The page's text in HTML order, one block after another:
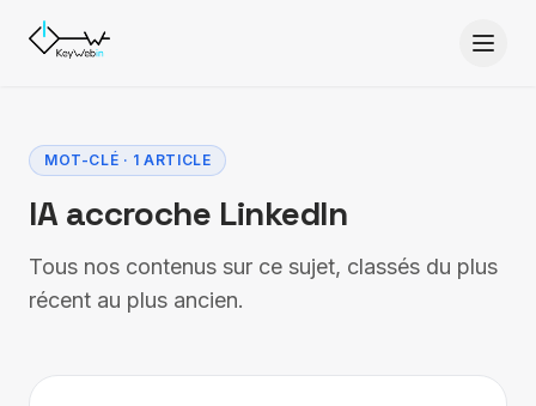
MOT-CLÉ · 1 ARTICLE
IA accroche LinkedIn
Tous nos contenus sur ce sujet, classés du plus
récent au plus ancien.